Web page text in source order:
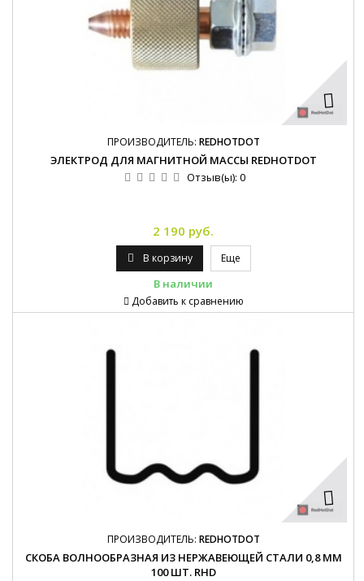
ПРОИЗВОДИТЕЛЬ: REDHOTDOT
ЭЛЕКТРОД ДЛЯ МАГНИТНОЙ МАССЫ REDHOTDOT
Отзыв(ы): 0
2 190 руб.
В корзину Еще
В наличии
Добавить к сравнению
ПРОИЗВОДИТЕЛЬ: REDHOTDOT
СКОБА ВОЛНООБРАЗНАЯ ИЗ НЕРЖАВЕЮЩЕЙ СТАЛИ 0,8 ММ
100 ШТ. RHD